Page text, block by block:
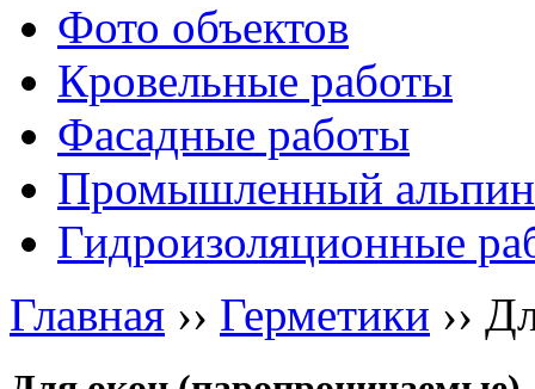
Фото объектов
Кровельные работы
Фасадные работы
Промышленный
Гидроизоляционные
Главная ›› Герметики ››